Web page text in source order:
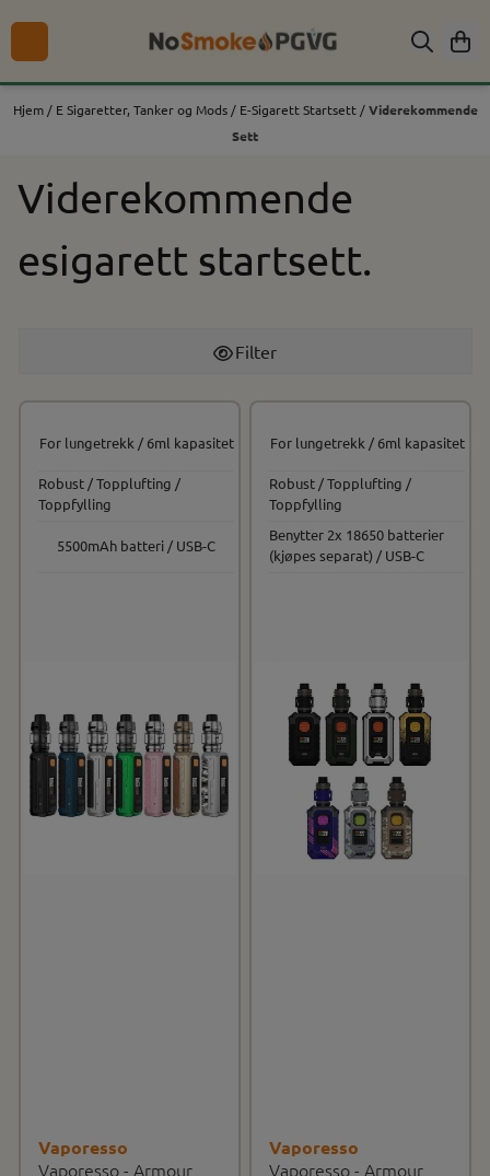
Hopp til innhold
Hjem / E Sigaretter, Tanker og Mods / E-Sigarett Startsett /Viderekommende
Sett
Viderekommende
esigarett startsett.
Filter
Vaporesso
Vaporesso - Armour
For lungetrekk / 6ml kapasitet
Robust / Topplufting /
Toppfylling
5500mAh batteri / USB-C
Vaporesso
Vaporesso - Armour
For lungetrekk / 6ml kapasitet
Robust / Topplufting /
Toppfylling
Benytter 2x 18650 batterier
(kjøpes separat) / USB-C